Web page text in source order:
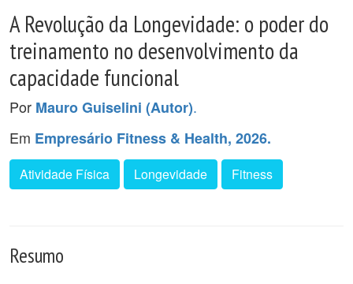
A Revolução da Longevidade: o poder do
treinamento no desenvolvimento da
capacidade funcional
Por Mauro Guiselini (Autor).
Em Empresário Fitness & Health, 2026.
Atividade Física Longevidade Fitness
Resumo